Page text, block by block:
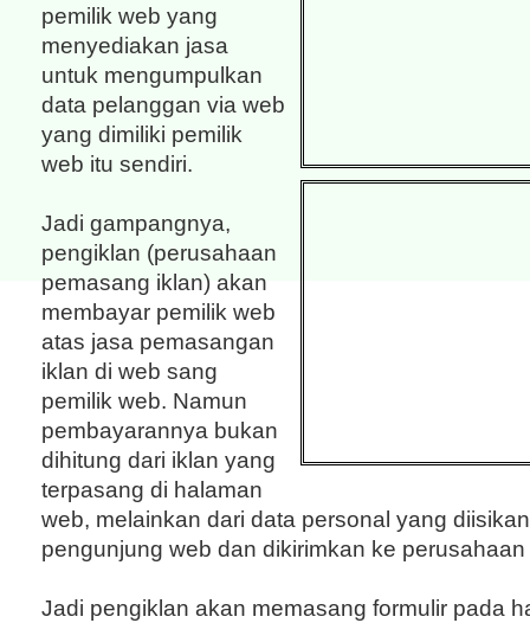
pemilik web yang
menyediakan jasa
untuk mengumpulkan
data pelanggan via web
yang dimiliki pemilik
web itu sendiri.
Jadi gampangnya,
pengiklan (perusahaan
pemasang iklan) akan
membayar pemilik web
atas jasa pemasangan
iklan di web sang
pemilik web. Namun
pembayarannya bukan
dihitung dari iklan yang
terpasang di halaman
web, melainkan dari data personal yang
pengunjung web dan dikirimkan ke
Jadi pengiklan akan memasang formulir pada